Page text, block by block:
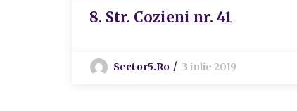
8. Str. Cozieni nr. 41
Sector5.ro 3 iulie 2019